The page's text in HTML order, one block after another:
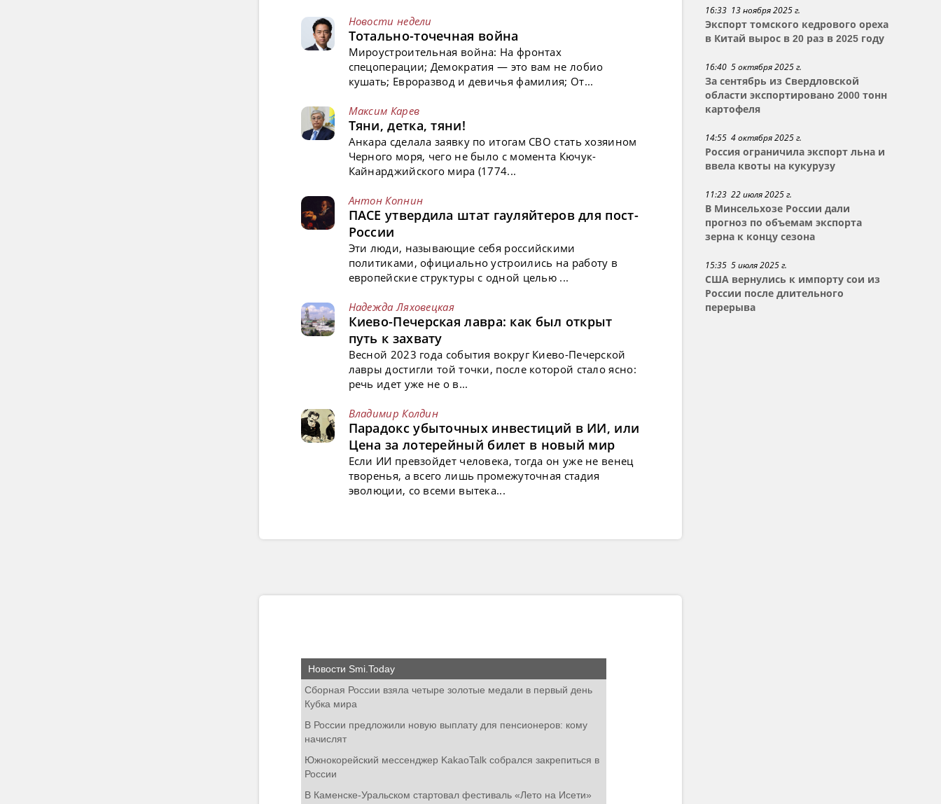
16:33 13 ноября 2025 г.
Экспорт томского кедрового ореха
в Китай вырос в 20 раз в 2025 году
16:40 5 октября 2025 г.
За сентябрь из Свердловской
области экспортировано 2000 тонн
картофеля
14:55 4 октября 2025 г.
Россия ограничила экспорт льна и
ввела квоты на кукурузу
11:23 22 июля 2025 г.
В Минсельхозе России дали
прогноз по объемам экспорта
зерна к концу сезона
15:35 5 июля 2025 г.
США вернулись к импорту сои из
России после длительного
перерыва
Новости недели
Тотально-точечная война
Мироустроительная война: На фронтах
спецоперации; Демократия — это вам не лобио
кушать; Евроразвод и девичья фамилия; От...
Максим Карев
Тяни, детка, тяни!
Анкара сделала заявку по итогам СВО стать хозяином
Черного моря, чего не было с момента Кючук-
Кайнарджийского мира (1774...
Антон Копнин
ПАСЕ утвердила штат гауляйтеров для пост-
России
Эти люди, называющие себя российскими
политиками, официально устроились на работу в
европейские структуры с одной целью ...
Надежда Ляховецкая
Киево-Печерская лавра: как был открыт
путь к захвату
Весной 2023 года события вокруг Киево-Печерской
лавры достигли той точки, после которой стало ясно:
речь идет уже не о в...
Владимир Колдин
Парадокс убыточных инвестиций в ИИ, или
Цена за лотерейный билет в новый мир
Если ИИ превзойдет человека, тогда он уже не венец
творенья, а всего лишь промежуточная стадия
эволюции, со всеми вытека...